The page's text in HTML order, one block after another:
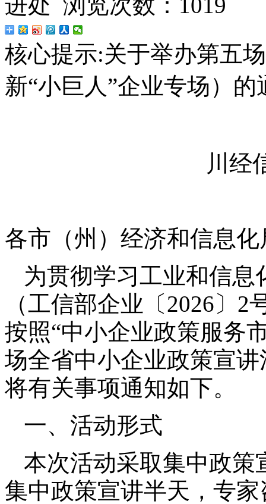
核心提示:关于举办第五
新“小巨人”企业专场）的
川经
各市（州）经济和信息化
为贯彻学习工业和信
（工信部企业〔2026〕 2
按照“中小企业政策服务
场全省中小企业政策宣
将有关事项通知如下。
一、活动形式
本次活动采取集中政策
集中政策宣讲半天，专